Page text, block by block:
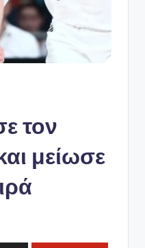
τον
μείωσε